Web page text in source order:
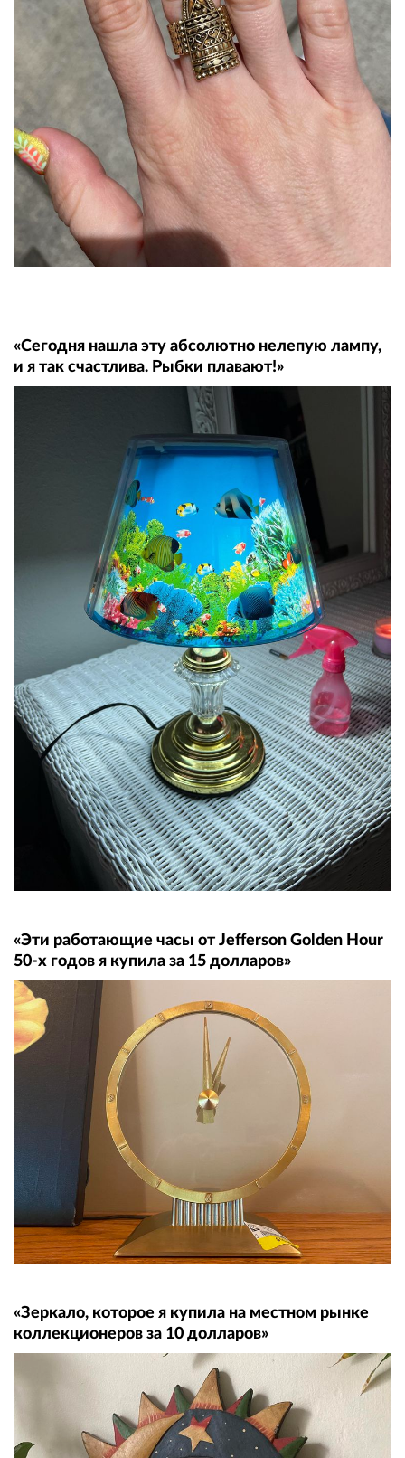
«Сегодня нашла эту абсолютно нелепую лампу,
и я так счастлива. Рыбки плавают!»
«Эти работающие часы от Jefferson Golden Hour
50-х годов я купила за 15 долларов»
«Зеркало, которое я купила на местном рынке
коллекционеров за 10 долларов»